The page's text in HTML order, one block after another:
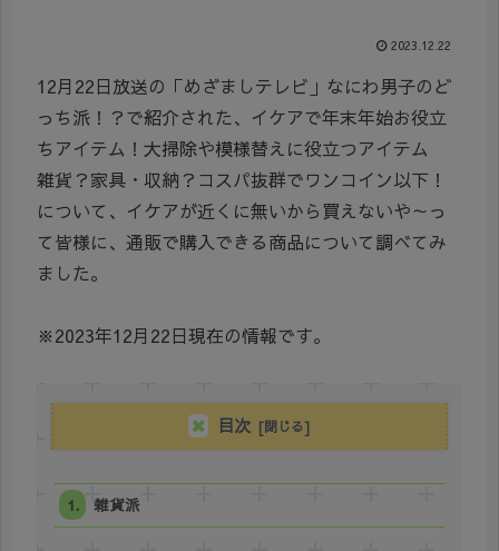
2023.12.22
12月22日放送の「めざましテレビ」なにわ男子のど
っち派！？で紹介された、イケアで年末年始お役立
ちアイテム！大掃除や模様替えに役立つアイテム
雑貨？家具・収納？コスパ抜群でワンコイン以下！
について、イケアが近くに無いから買えないや～っ
て皆様に、通販で購入できる商品について調べてみ
ました。
※2023年12月22日現在の情報です。
目次
雑貨派